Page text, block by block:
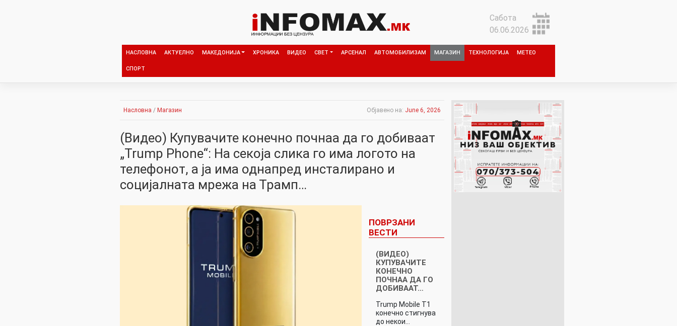
Сабота
06.06.2026
НАСЛОВНА АКТУЕЛНО МАКЕДОНИЈА ХРОНИКА ВИДЕО СВЕТ АРСЕНАЛ АВТОМОБИЛИЗАМ МАГАЗИН ТЕХНОЛОГИЈА МЕТЕО
СПОРТ
Насловна / Магазин Објавено на: June 6, 2026
(Видео) Купувачите конечно почнаа да го добиваат
„Trump Phone“: На секоја слика го има логото на
телефонот, а ја има однапред инсталирано и
социјалната мрежа на Трамп…
ПОВРЗАНИ
ВЕСТИ
(ВИДЕО)
КУПУВАЧИТЕ
КОНЕЧНО
ПОЧНАА ДА ГО
ДОБИВААТ…
Trump Mobile T1
конечно стигнува
до некои…